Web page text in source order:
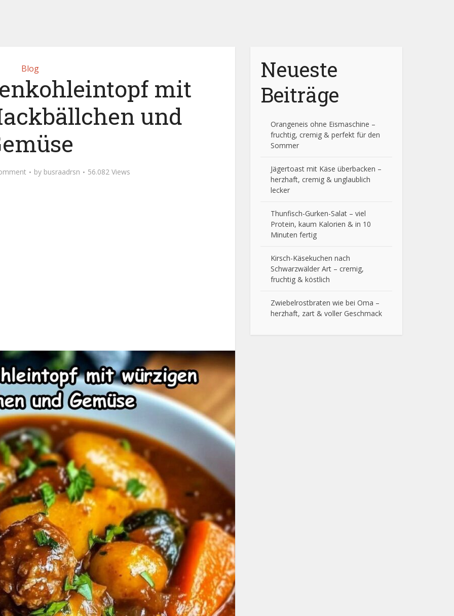
Blog
mit
und
by busraadrsn 56.082 Views
Neueste
Beiträge
Orangeneis ohne Eismaschine –
fruchtig, cremig & perfekt für den
Sommer
Jägertoast mit Käse überbacken –
herzhaft, cremig & unglaublich
lecker
Thunfisch-Gurken-Salat – viel
Protein, kaum Kalorien & in 10
Minuten fertig
Kirsch-Käsekuchen nach
Schwarzwälder Art – cremig,
fruchtig & köstlich
Zwiebelrostbraten wie bei Oma –
herzhaft, zart & voller Geschmack